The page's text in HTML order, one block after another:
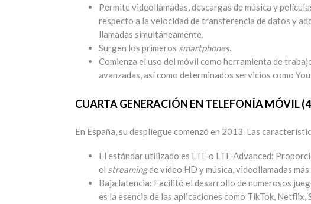
Permite videollamadas, descargas de música y
respecto a la velocidad de transferencia de datos y
llamadas simultáneamente.
Surgen los primeros smartphones.
Comienza el uso del móvil como herramienta de
avanzadas, así como determinados servicios como
CUARTA GENERACIÓN EN TELEFONÍA MÓVIL
En España, su despliegue comenzó en 2013. Las
El estándar utilizado es LTE o LTE Advanced:
el streamingde vídeo HD y música, videollamadas
Baja latencia: Facilitó el desarrollo de numerosos
es la esencia de las aplicaciones como TikTok, Netflix,